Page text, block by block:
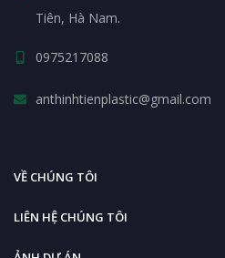
Tiên, Hà Nam.
0975217088
anthinhtienplastic@gmail.com
VỀ CHÚNG TÔI
LIÊN HỆ CHÚNG TÔI